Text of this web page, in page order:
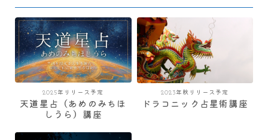
2025年リリース予定
天道星占（あめのみちほ
しうら）講座
2023年秋リリース予定
ドラコニック占星術講座